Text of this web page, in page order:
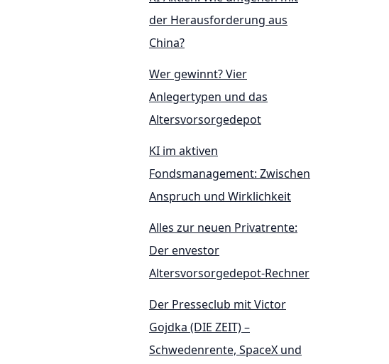
der Herausforderung aus
China?
Wer gewinnt? Vier
Anlegertypen und das
Altersvorsorgedepot
KI im aktiven
Fondsmanagement: Zwischen
Anspruch und Wirklichkeit
Alles zur neuen Privatrente:
Der envestor
Altersvorsorgedepot-Rechner
Der Presseclub mit Victor
Gojdka (DIE ZEIT) –
Schwedenrente, SpaceX und